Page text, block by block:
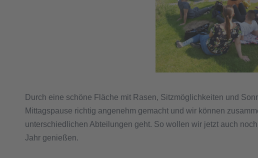
Durch eine schöne Fläche mit Rasen, Sitzmöglichkeiten und
Mittagspause richtig angenehm gemacht und wir können
unterschiedlichen Abteilungen geht. So wollen wir jetzt auch
Jahr genießen.